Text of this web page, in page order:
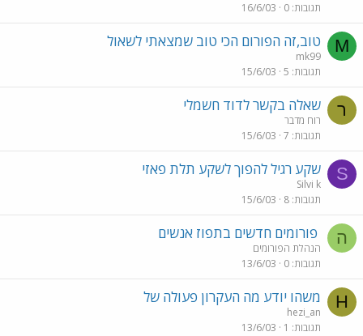
תגובות 0
16/6/03
M טוב,זה הפורום הכי טוב שמצאתי לשאול
mk99
תגובות 5
15/6/03
ר שאלה בקשר לדוד חשמלי
רוח מדבר
תגובות 7
15/6/03
S שקע רגיל להפוך לשקע תלת פאזי
Silvi k
תגובות 8
15/6/03
ה פורומים חדשים בתפוז אנשים
הנהלת הפורומים
תגובות 0
13/6/03
H משהו יודע מה העקרון פעולה של
hezi_an
תגובות 1
13/6/03